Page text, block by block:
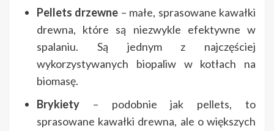
Pellets drzewne – małe, sprasowane kawałki
drewna, które są niezwykle efektywne w
spalaniu. Są jednym z najczęściej
wykorzystywanych biopaliw w kotłach na
biomasę.
Brykiety – podobnie jak pellets, to
sprasowane kawałki drewna, ale o większych